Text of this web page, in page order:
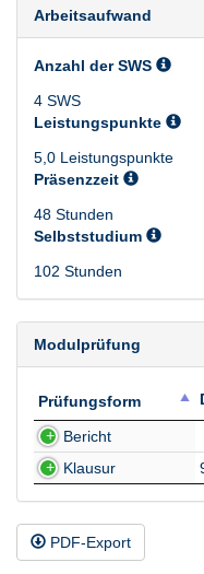
Arbeitsaufwand
Anzahl der SWS
4 SWS
Leistungspunkte
5,0 Leistungspunkte
Präsenzzeit
48 Stunden
Selbststudium
102 Stunden
Modulprüfung
Prüfungsform
Prüfungsform
Bericht
Klausur
PDF-Export